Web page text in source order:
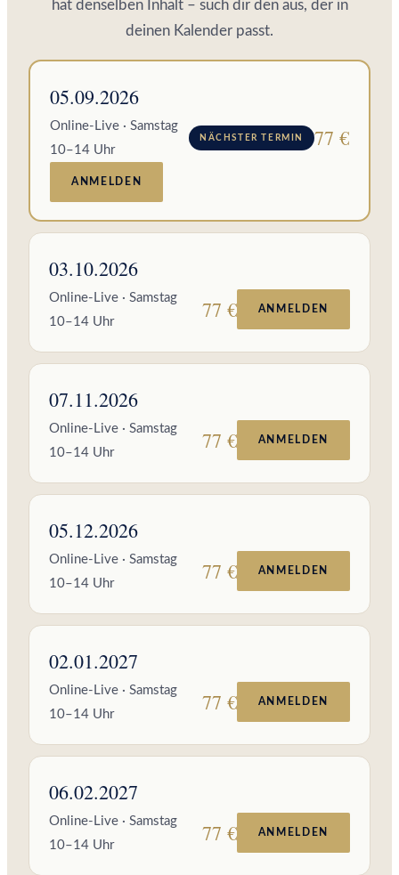
hat denselben Inhalt – such dir den aus, der in
deinen Kalender passt.
05.09.2026
Online-Live · Samstag
10–14 Uhr
NÄCHSTER TERMIN 77 €
ANMELDEN
03.10.2026
Online-Live · Samstag
10–14 Uhr
77 € ANMELDEN
07.11.2026
Online-Live · Samstag
10–14 Uhr
77 € ANMELDEN
05.12.2026
Online-Live · Samstag
10–14 Uhr
77 € ANMELDEN
02.01.2027
Online-Live · Samstag
10–14 Uhr
77 € ANMELDEN
06.02.2027
Online-Live · Samstag
10–14 Uhr
77 € ANMELDEN